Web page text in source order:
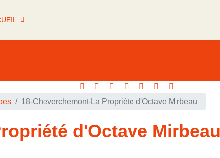
18-Cheverchemont-La Propriété d'Octave Mirbeau
d'Octave Mirbeau